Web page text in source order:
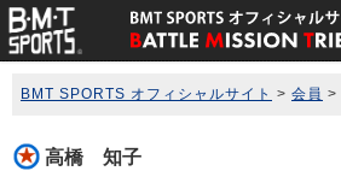
BMT SPORTS オフィシャルサイト > 会員 >
高橋 知子